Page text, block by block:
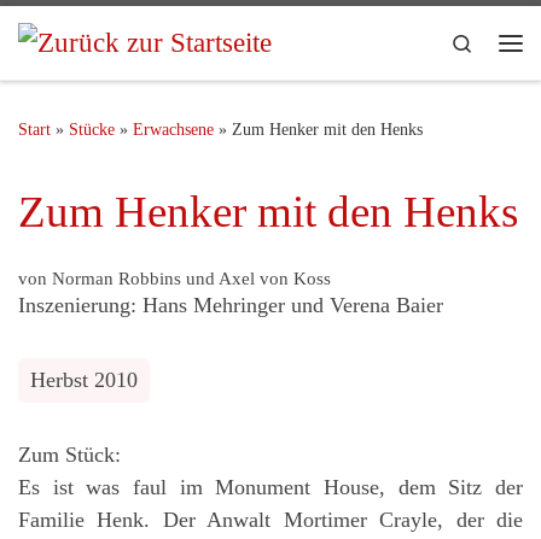
Search
Start » Stücke » Erwachsene » Zum Henker mit den Henks
Zum Henker mit den Henks
von Norman Robbins und Axel von Koss
Inszenierung: Hans Mehringer und Verena Baier
Herbst 2010
Zum Stück:
Es ist was faul im Monument House, dem Sitz der
Familie Henk. Der Anwalt Mortimer Crayle, der die